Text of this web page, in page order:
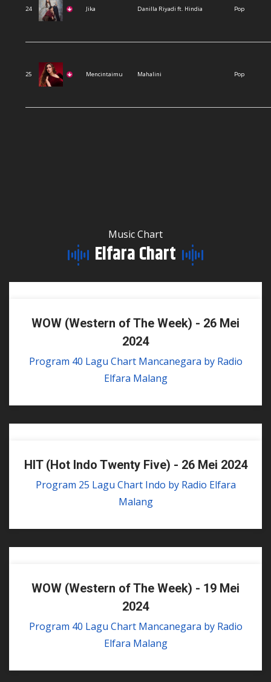
24 Jika Danilla Riyadi ft. Hindia Pop
25 Mencintaimu Mahalini Pop
Music Chart
Elfara Chart
WOW (Western of The Week) - 26 Mei
2024
Program 40 Lagu Chart Mancanegara by Radio
Elfara Malang
HIT (Hot Indo Twenty Five) - 26 Mei 2024
Program 25 Lagu Chart Indo by Radio Elfara
Malang
WOW (Western of The Week) - 19 Mei
2024
Program 40 Lagu Chart Mancanegara by Radio
Elfara Malang